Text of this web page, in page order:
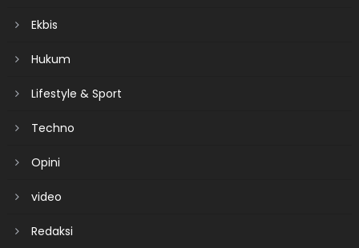
Ekbis
Hukum
Lifestyle & Sport
Techno
Opini
video
Redaksi